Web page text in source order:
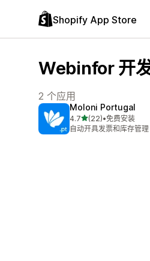
Shopify App Store
Webinfor 开
2 个应用
Moloni Portugal
4.7星（满分 5 星）
(22)
总共 22 条评论
•免费安装
自动开具发票和库存管理